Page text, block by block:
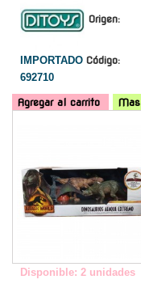
Origen:
IMPORTADO Código:
692710
Agregar al carrito Mas
Disponible: 2 unidades